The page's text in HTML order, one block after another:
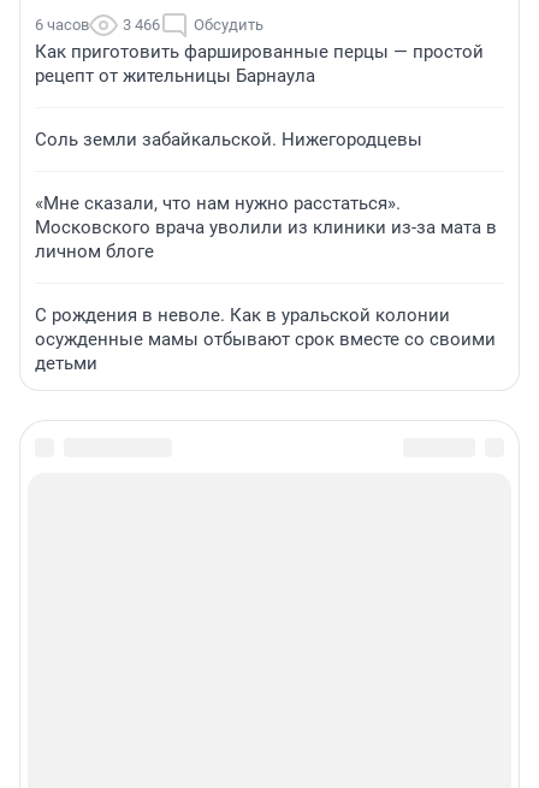
6 часов 3 466 Обсудить
Как приготовить фаршированные перцы — простой
рецепт от жительницы Барнаула
Соль земли забайкальской. Нижегородцевы
«Мне сказали, что нам нужно расстаться».
Московского врача уволили из клиники из-за мата в
личном блоге
С рождения в неволе. Как в уральской колонии
осужденные мамы отбывают срок вместе со своими
детьми